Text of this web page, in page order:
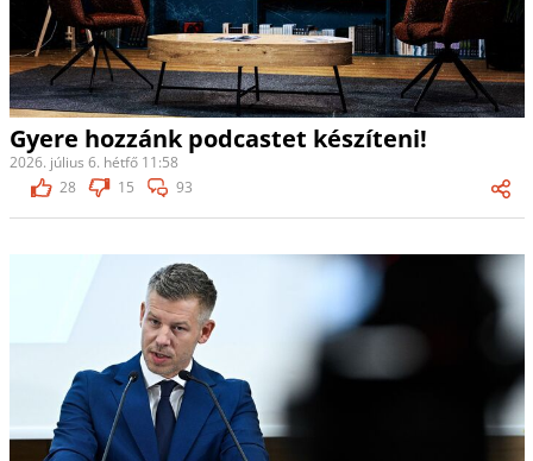
Gyere hozzánk podcastet készíteni!
2026. július 6. hétfő 11:58
28
15 93